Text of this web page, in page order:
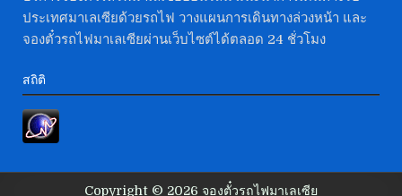
ประเทศมาเลเซียด้วยรถไฟ วางแผนการเดินทางล่วงหน้า และ
จองตั๋วรถไฟมาเลเซียผ่านเว็บไซต์ได้ตลอด 24 ชั่วโมง
สถิติ
Copyright © 2026 จองตั๋วรถไฟมาเลเซีย